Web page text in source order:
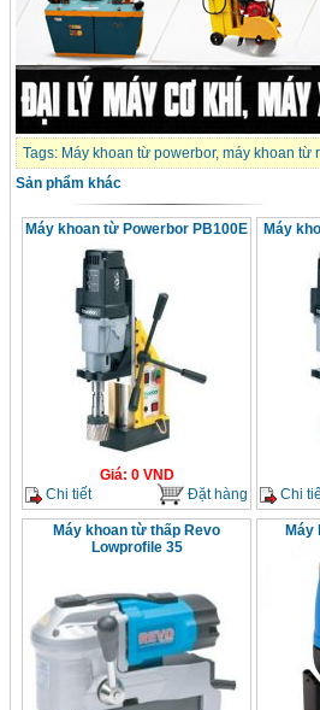
Tags: Máy khoan từ powerbor, máy khoan từ
Sản phẩm khác
Máy khoan từ Powerbor PB100E
Giá: 0VND
Chi tiết
Đặt hàng
Máy
Chi
Máy khoan từ thấp Revo
Lowprofile 35
Máy